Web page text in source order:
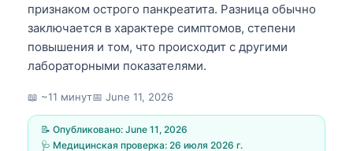
признаком острого панкреатита. Разница обычно
заключается в характере симптомов, степени
повышения и том, что происходит с другими
лабораторными показателями.
📖 ~11 минут📅 June 11, 2026
📝 Опубликовано: June 11, 2026
🩺 Медицинская проверка: 26 июля 2026 г.